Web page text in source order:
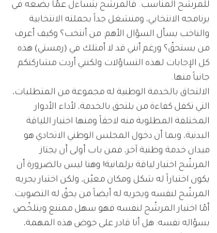
للمرشّح المناسب. فالمرشّح يتساءل عمّا يضعه في
برنامجه الانتخابي، ومنشغل جداً بحملته الانتخابية
والناخب يسأل السؤال الأهم: من أنتخب؟ وكيف أعرف
من يستحقّ؟ ورغم أنني قد لا أمتلك في (رمستي) هذه
كل الإجابات لهذه التساؤلات ولكنني أردت مشاركتكم
جانباً منها.
الالتحاق بالخدمة الوطنية له مجموعة من المتطلبات،
التي تكفل كفاءة من يلتحق بالخدمة، لأداء الأدوار
المختلفة المطلوبة منه لاحقاً ومنها اختبار اللياقة
البدنية، وبما أن دخول المجلس الوطني الاتحادي هو
ميدان خدمة وطنية آخر، فمن باب أولى أن يجتاز
المرشّح اختبار لياقة برلمانية! وهنا ليس بالضرورة أن
يكون اختباراً له شكل ومكان معيّن، ولكن اختبار يجريه
المرشّح لنفسه ويجريه له أيضاً من يحقّ له التصويت.
أمّا اختبار المرشّح لنفسه فهو سهل ممتنع ويتلخّص
بسؤاله نفسه: هل أنا قادر على خوض هذه المهمة،